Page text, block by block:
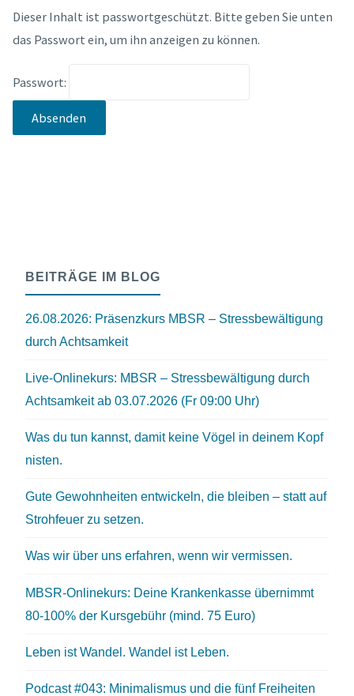
Dieser Inhalt ist passwortgeschützt. Bitte geben Sie unten
das Passwort ein, um ihn anzeigen zu können.
Passwort:
BEITRÄGE IM BLOG
26.08.2026: Präsenzkurs MBSR – Stressbewältigung
durch Achtsamkeit
Live-Onlinekurs: MBSR – Stressbewältigung durch
Achtsamkeit ab 03.07.2026 (Fr 09:00 Uhr)
Was du tun kannst, damit keine Vögel in deinem Kopf
nisten.
Gute Gewohnheiten entwickeln, die bleiben – statt auf
Strohfeuer zu setzen.
Was wir über uns erfahren, wenn wir vermissen.
MBSR-Onlinekurs: Deine Krankenkasse übernimmt
80-100% der Kursgebühr (mind. 75 Euro)
Leben ist Wandel. Wandel ist Leben.
Podcast #043: Minimalismus und die fünf Freiheiten